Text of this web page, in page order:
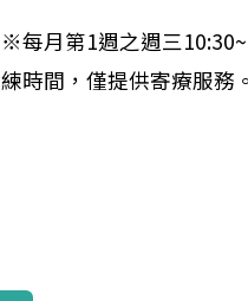
※每月第1週之週三
練時間，僅提供寄療服務。